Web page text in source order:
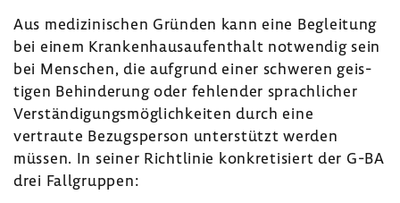
Aus medi­zi­ni­schen Gründen kann eine Beglei­tung
bei einem Kran­ken­haus­auf­ent­halt notwendig sein
bei Menschen, die aufgrund einer schweren geis­
tigen Behin­de­rung oder fehlender sprach­li­cher
Verstän­di­gungs­mög­lich­keiten durch eine
vertraute Bezugs­person unter­stützt werden
müssen. In seiner Richt­linie konkre­ti­siert der G-BA
drei Fall­gruppen: